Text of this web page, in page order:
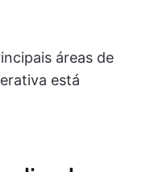
áreas de
está